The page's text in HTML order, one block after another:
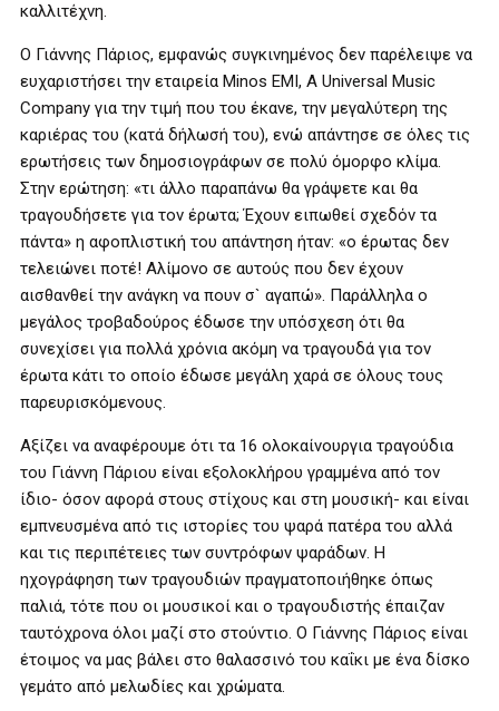
καλλιτέχνη.
Ο Γιάννης Πάριος, εμφανώς συγκινημένος δεν παρέλειψε να
ευχαριστήσει την εταιρεία Minos EMI, A Universal Music
Company για την τιμή που του έκανε, την μεγαλύτερη της
καριέρας του (κατά δήλωσή του), ενώ απάντησε σε όλες τις
ερωτήσεις των δημοσιογράφων σε πολύ όμορφο κλίμα.
Στην ερώτηση: «τι άλλο παραπάνω θα γράψετε και θα
τραγουδήσετε για τον έρωτα; Έχουν ειπωθεί σχεδόν τα
πάντα» η αφοπλιστική του απάντηση ήταν: «ο έρωτας δεν
τελειώνει ποτέ! Αλίμονο σε αυτούς που δεν έχουν
αισθανθεί την ανάγκη να πουν σ` αγαπώ». Παράλληλα ο
μεγάλος τροβαδούρος έδωσε την υπόσχεση ότι θα
συνεχίσει για πολλά χρόνια ακόμη να τραγουδά για τον
έρωτα κάτι το οποίο έδωσε μεγάλη χαρά σε όλους τους
παρευρισκόμενους.
Αξίζει να αναφέρουμε ότι τα 16 ολοκαίνουργια τραγούδια
του Γιάννη Πάριου είναι εξολοκλήρου γραμμένα από τον
ίδιο- όσον αφορά στους στίχους και στη μουσική- και είναι
εμπνευσμένα από τις ιστορίες του ψαρά πατέρα του αλλά
και τις περιπέτειες των συντρόφων ψαράδων. Η
ηχογράφηση των τραγουδιών πραγματοποιήθηκε όπως
παλιά, τότε που οι μουσικοί και ο τραγουδιστής έπαιζαν
ταυτόχρονα όλοι μαζί στο στούντιο. Ο Γιάννης Πάριος είναι
έτοιμος να μας βάλει στο θαλασσινό του καΐκι με ένα δίσκο
γεμάτο από μελωδίες και χρώματα.